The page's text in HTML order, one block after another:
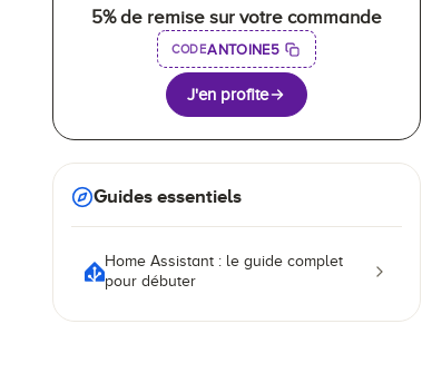
5% de remise sur votre commande
CODEANTOINE5
J'en profite
Guides essentiels
Home Assistant : le guide complet
pour débuter